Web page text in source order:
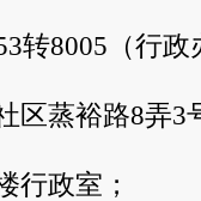
8005（行政
蒸裕路8弄3
政室；